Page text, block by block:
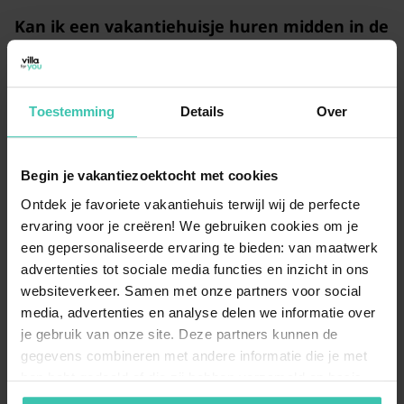
Toestemming Details Over
Begin je vakantiezoektocht met cookies
Ontdek je favoriete vakantiehuis terwijl wij de perfecte
ervaring voor je creëren! We gebruiken cookies om je
een gepersonaliseerde ervaring te bieden: van maatwerk
advertenties tot sociale media functies en inzicht in ons
websiteverkeer. Samen met onze partners voor social
media, advertenties en analyse delen we informatie over
je gebruik van onze site. Deze partners kunnen de
gegevens combineren met andere informatie die je met
hen hebt gedeeld of die zij hebben verzameld op basis
van je gebruik van hun diensten. Zo zorgen we ervoor dat
Kan ik een vakantiehuisje huren midden in de
natuur van Zuidwolde?
Zuidwolde staat bekend om zijn bosrijke omgeving,
waardoor je eenvoudig eennatuurhuisje in het bos
kunt vinden. Vanuit je accommodatie wandel of fiets je
Zijn er ook appartementen beschikbaar voor
een vakantie in Zuidwolde?
Voor wie op zoek is naar een compacter verblijf, zijn er
sfeervolleappartementen in Zuidwoldete huur. Deze
zijn vaak van alle gemakken voorzien en vormen een
perfecte uitvalsbasis om de
provincie Drenthe
eigen tempo te verkennen.